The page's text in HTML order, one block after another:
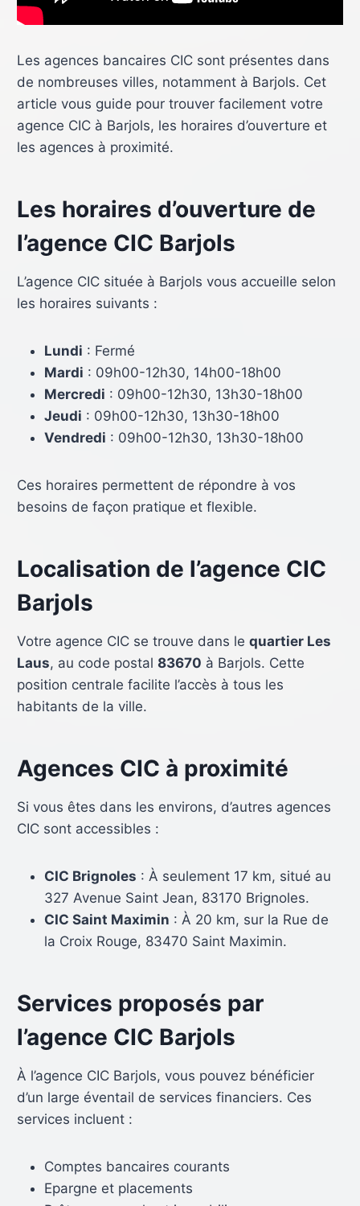
Les agences bancaires CIC sont présentes dans
de nombreuses villes, notamment à Barjols. Cet
article vous guide pour trouver facilement votre
agence CIC à Barjols, les horaires d’ouverture et
les agences à proximité.
Les horaires d’ouverture de
l’agence CIC Barjols
L’agence CIC située à Barjols vous accueille selon
les horaires suivants :
Lundi : Fermé
Mardi : 09h00-12h30, 14h00-18h00
Mercredi : 09h00-12h30, 13h30-18h00
Jeudi : 09h00-12h30, 13h30-18h00
Vendredi : 09h00-12h30, 13h30-18h00
Ces horaires permettent de répondre à vos
besoins de façon pratique et flexible.
Localisation de l’agence CIC
Barjols
Votre agence CIC se trouve dans le quartier Les
Laus, au code postal 83670 à Barjols. Cette
position centrale facilite l’accès à tous les
habitants de la ville.
Agences CIC à proximité
Si vous êtes dans les environs, d’autres agences
CIC sont accessibles :
CIC Brignoles : À seulement 17 km, situé au
327 Avenue Saint Jean, 83170 Brignoles.
CIC Saint Maximin : À 20 km, sur la Rue de
la Croix Rouge, 83470 Saint Maximin.
Services proposés par
l’agence CIC Barjols
À l’agence CIC Barjols, vous pouvez bénéficier
d’un large éventail de services financiers. Ces
services incluent :
Comptes bancaires courants
Epargne et placements